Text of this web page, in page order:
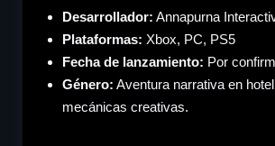
Desarrollador: Annapurna
Plataformas: Xbox, PC, PS5
Fecha de lanzamiento: Por
Género: Aventura narrativa en
mecánicas creativas.